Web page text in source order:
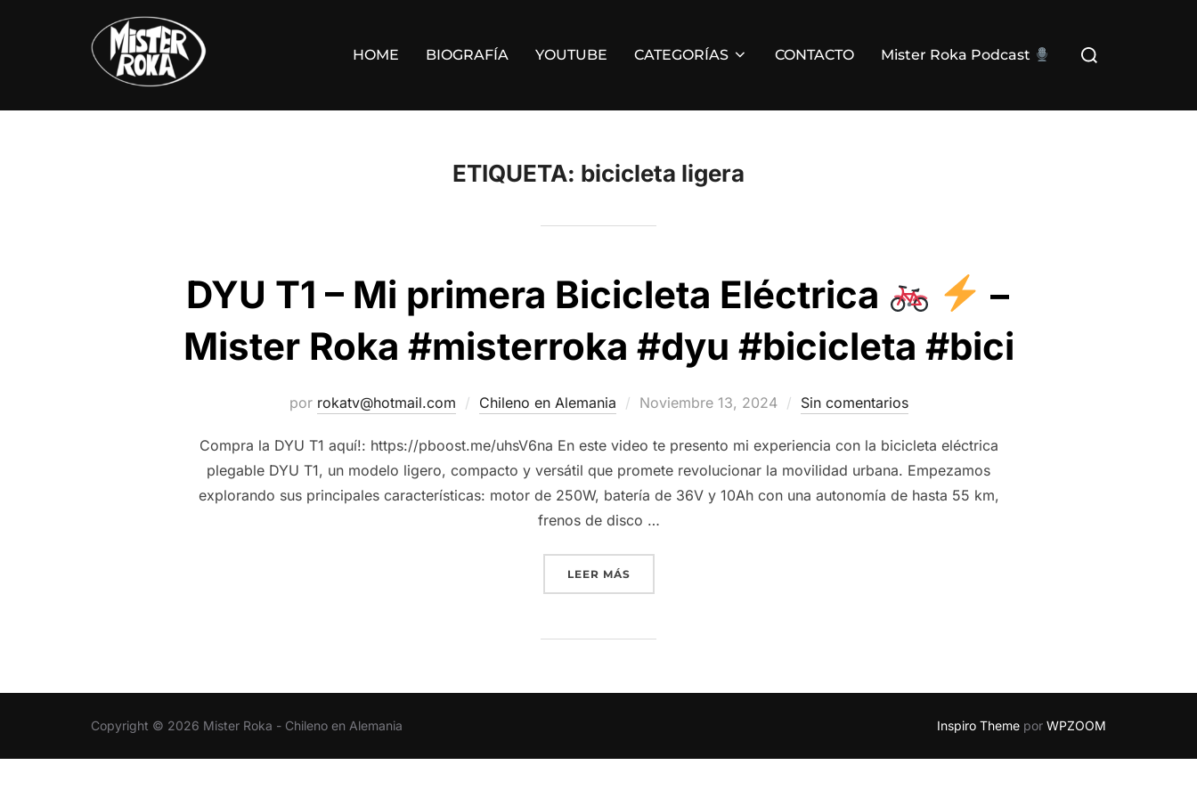
HOME BIOGRAFÍA YOUTUBE CATEGORÍAS CONTACTO Mister Roka Podcast
Buscar:
ETIQUETA: bicicleta ligera
DYU T1 – Mi primera Bicicleta Eléctrica
–
Mister Roka #misterroka #dyu #bicicleta #bici
por rokatv@hotmail.com Chileno en Alemania
Publicado
Noviembre 13, 2024 Sin comentarios
Compra la DYU T1 aquí!: https://pboost.me/uhsV6na En este video te presento mi experiencia con la bicicleta eléctrica
plegable DYU T1, un modelo ligero, compacto y versátil que promete revolucionar la movilidad urbana. Empezamos
explorando sus principales características: motor de 250W, batería de 36V y 10Ah con una autonomía de hasta 55 km,
frenos de disco …
LEER MÁS“DYU T1 – MI PRIMERA BICICLETA ELÉCTRICA
Copyright © 2026 Mister Roka - Chileno en Alemania Inspiro Theme por WPZOOM